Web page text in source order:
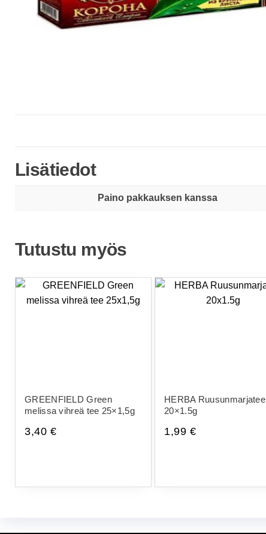
Lisätiedot
Paino pakkauksen kanssa
Tutustu myös
GREENFIELD Green
melissa vihreä tee 25×1,5g
3,40 €
HERBA Ruusunmarjatee
20×1.5g
1,99 €